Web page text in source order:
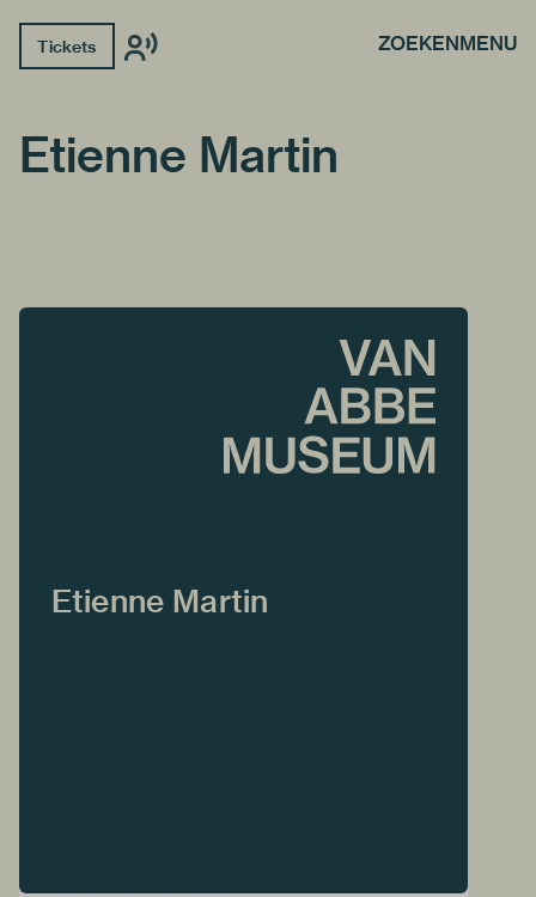
Tickets ZOEKENMENU
Etienne Martin
Etienne Martin